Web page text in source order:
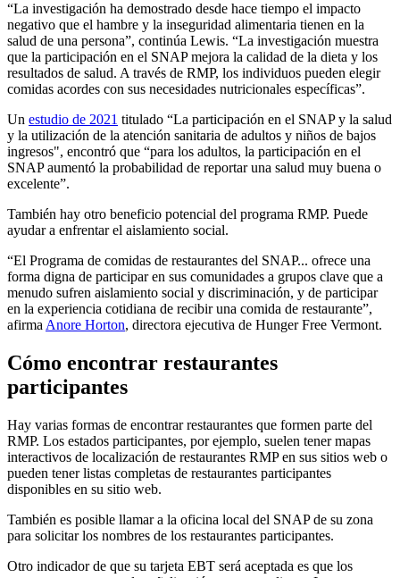
“La investigación ha demostrado desde hace tiempo el impacto
negativo que el hambre y la inseguridad alimentaria tienen en la
salud de una persona”, continúa Lewis. “La investigación muestra
que la participación en el SNAP mejora la calidad de la dieta y los
resultados de salud. A través de RMP, los individuos pueden elegir
comidas acordes con sus necesidades nutricionales específicas”.
Un estudio de 2021 titulado “La participación en el SNAP y la salud
y la utilización de la atención sanitaria de adultos y niños de bajos
ingresos", encontró que “para los adultos, la participación en el
SNAP aumentó la probabilidad de reportar una salud muy buena o
excelente”.
También hay otro beneficio potencial del programa RMP. Puede
ayudar a enfrentar el aislamiento social.
“El Programa de comidas de restaurantes del SNAP... ofrece una
forma digna de participar en sus comunidades a grupos clave que a
menudo sufren aislamiento social y discriminación, y de participar
en la experiencia cotidiana de recibir una comida de restaurante”,
afirma Anore Horton, directora ejecutiva de Hunger Free Vermont.
Cómo encontrar restaurantes
participantes
Hay varias formas de encontrar restaurantes que formen parte del
RMP. Los estados participantes, por ejemplo, suelen tener mapas
interactivos de localización de restaurantes RMP en sus sitios web o
pueden tener listas completas de restaurantes participantes
disponibles en su sitio web.
También es posible llamar a la oficina local del SNAP de su zona
para solicitar los nombres de los restaurantes participantes.
Otro indicador de que su tarjeta EBT será aceptada es que los